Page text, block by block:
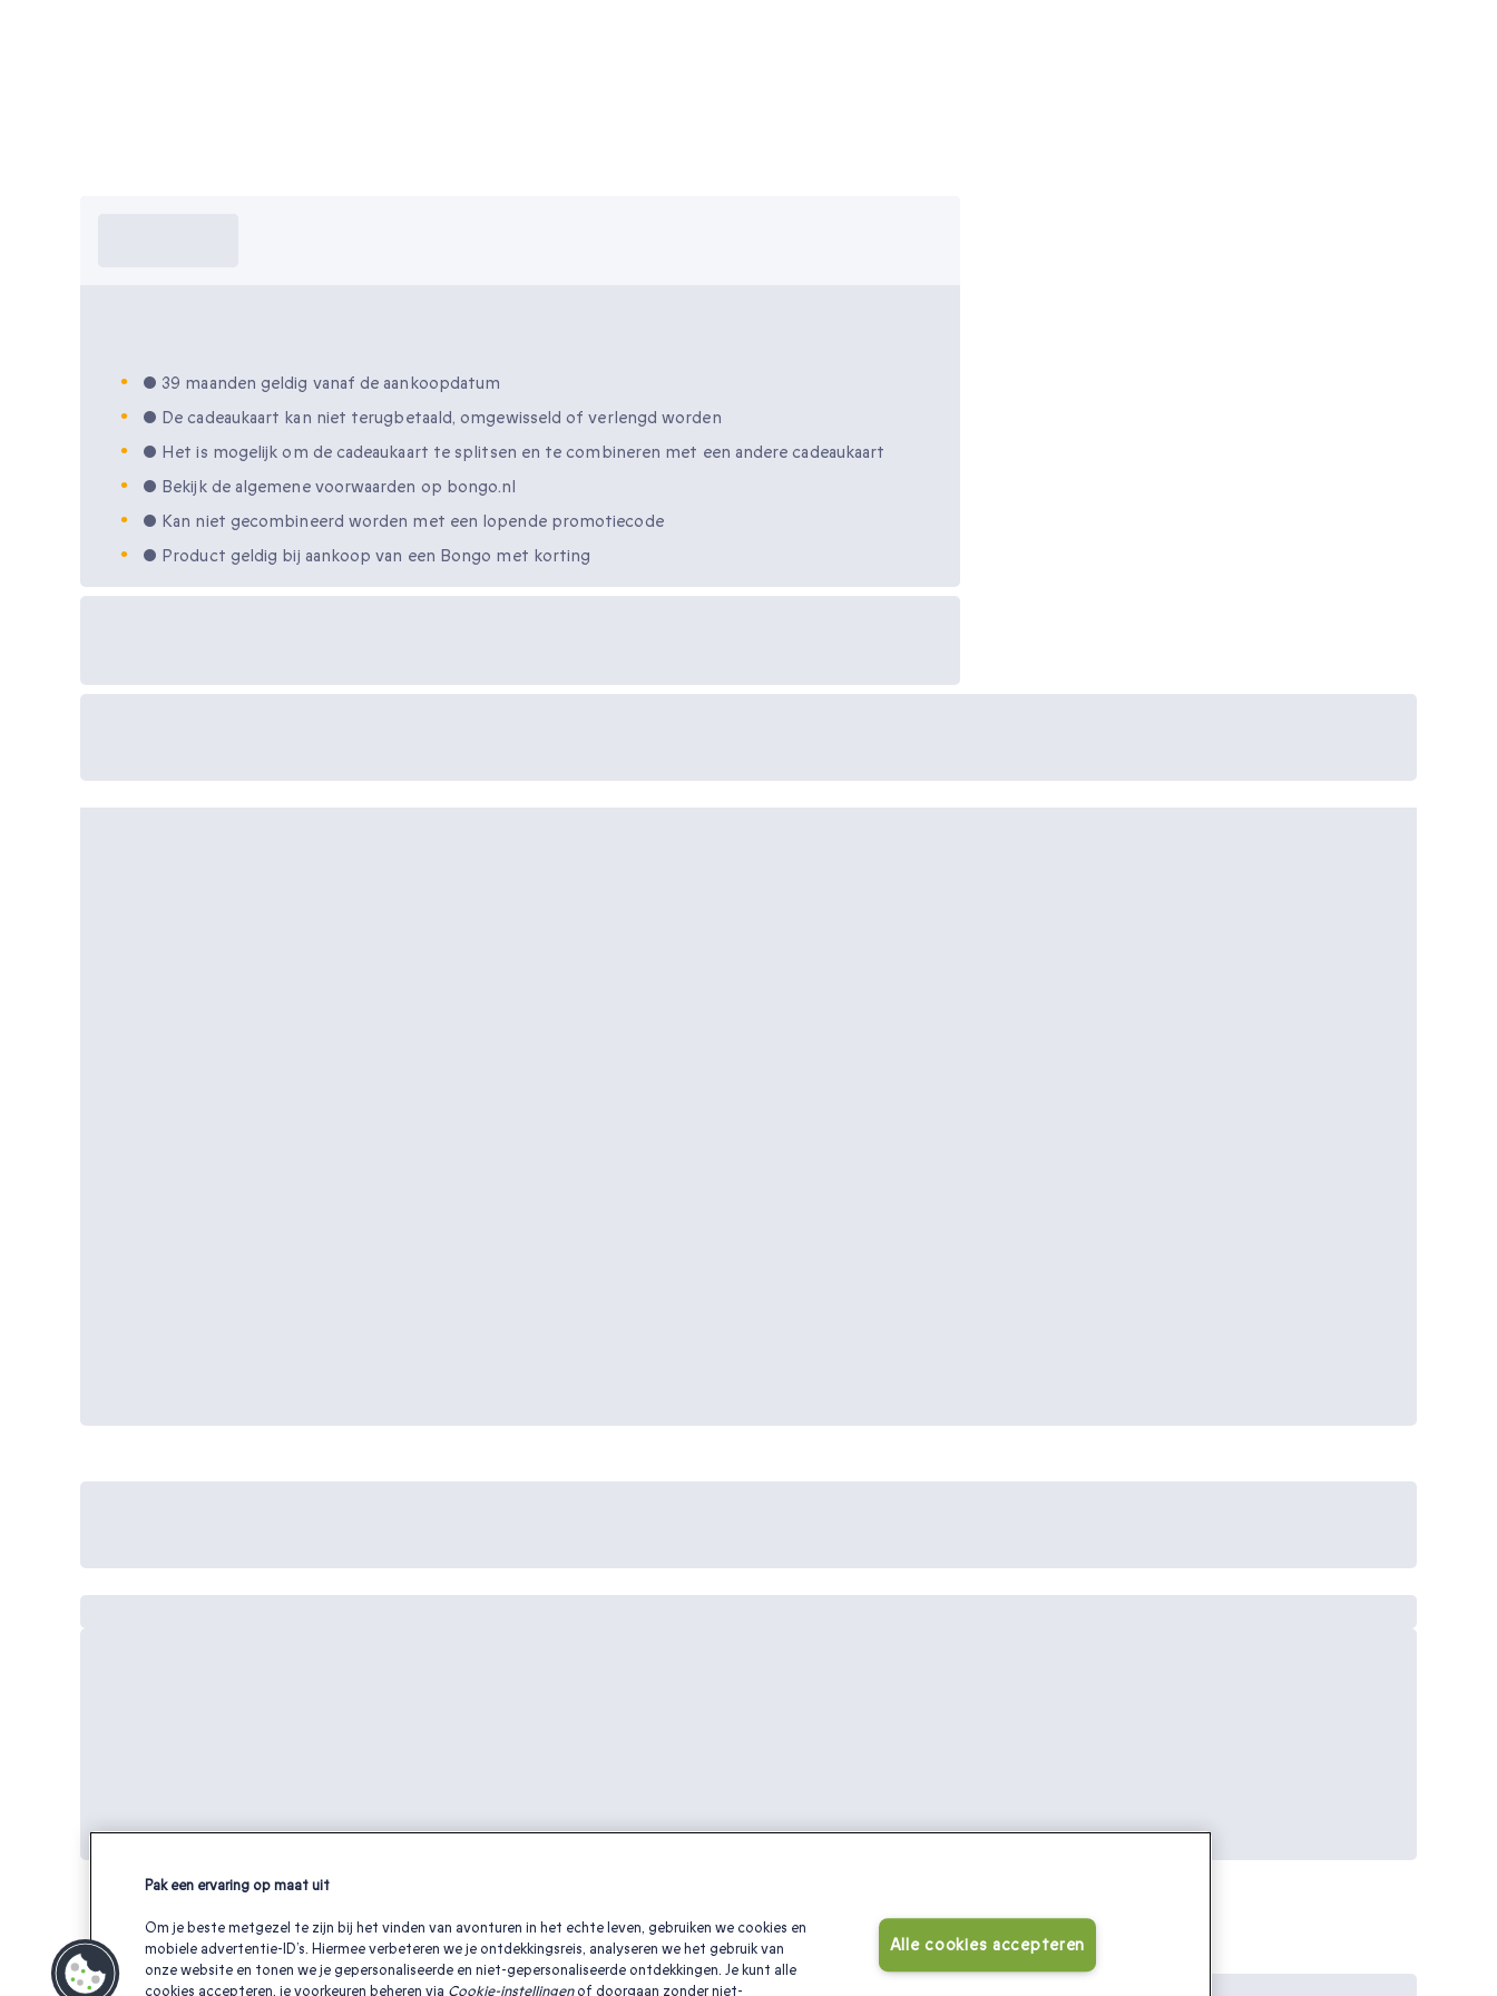
• 39 maanden geldig vanaf de aankoopdatum
• De cadeaukaart kan niet terugbetaald, omgewisseld of verlengd worden
• Het is mogelijk om de cadeaukaart te splitsen en te combineren met een andere cadeaukaart
• Bekijk de algemene voorwaarden op bongo.nl
• Kan niet gecombineerd worden met een lopende promotiecode
• Product geldig bij aankoop van een Bongo met korting
Pak een ervaring op maat uit
Om je beste metgezel te zijn bij het vinden van avonturen in het echte leven, gebruiken we cookies en
mobiele advertentie-ID’s. Hiermee verbeteren we je ontdekkingsreis, analyseren we het gebruik van
onze website en tonen we je gepersonaliseerde en niet-gepersonaliseerde ontdekkingen. Je kunt alle
cookies accepteren, je voorkeuren beheren via Cookie-instellingenof doorgaan zonder niet-
Alle cookies accepteren